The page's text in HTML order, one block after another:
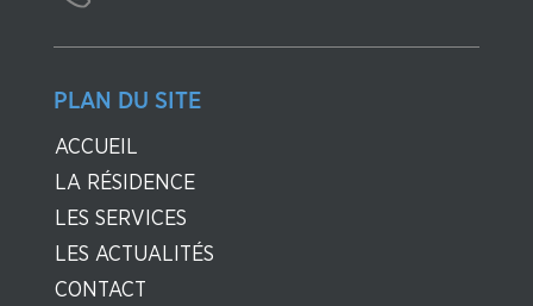
PLAN DU SITE
ACCUEIL
LA RÉSIDENCE
LES SERVICES
LES ACTUALITÉS
CONTACT